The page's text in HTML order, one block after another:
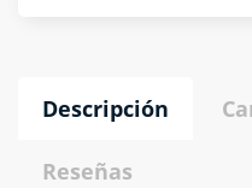
Descripción
Reseñas